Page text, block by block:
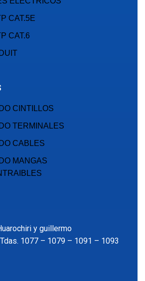
CAT.5E
CAT.6
CINTILLOS
TERMINALES
CABLES
MANGAS
y guillermo
1077 – 1079 – 1091 – 1093